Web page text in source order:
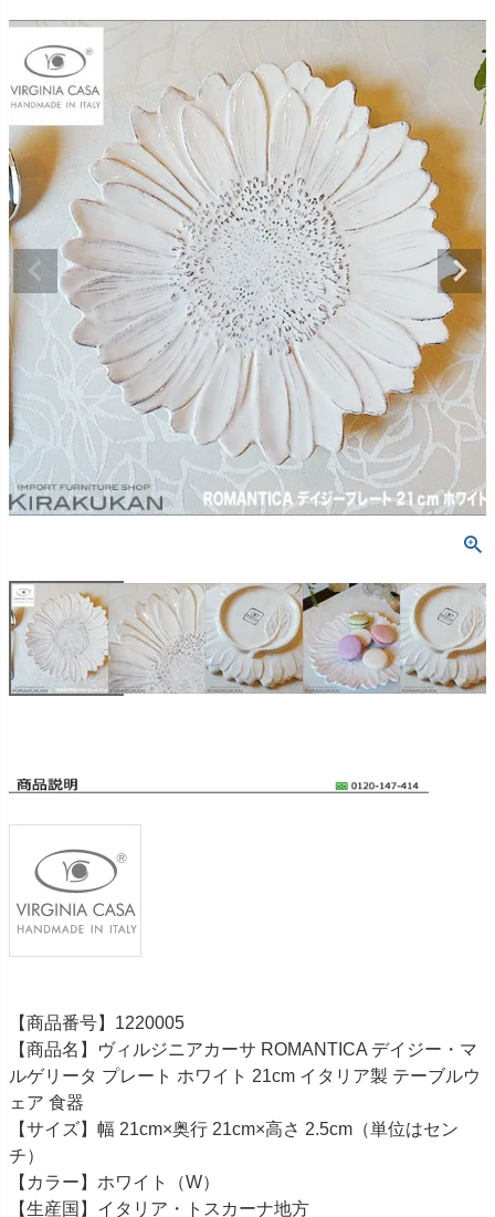
【商品番号】1220005
【商品名】ヴィルジニアカーサ ROMANTICA デイジー・マ
ルゲリータ プレート ホワイト 21cm イタリア製 テーブルウ
ェア 食器
【サイズ】幅 21cm×奥行 21cm×高さ 2.5cm（単位はセン
チ）
【カラー】ホワイト（W）
【生産国】イタリア・トスカーナ地方